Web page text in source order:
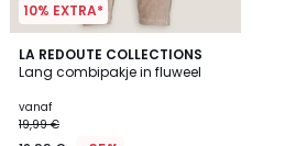
10% EXTRA*
LA REDOUTE COLLECTIONS
Lang combipakje in fluweel
vanaf
19,99 €
4,7
/ 5
2
Kleuren